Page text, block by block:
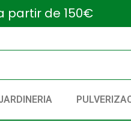
partir de 150€